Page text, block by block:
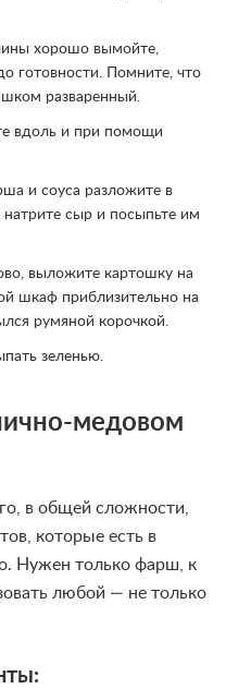
хорошо вымойте,
готовности. Помните, что
разваренный.
вдоль и при помощи
и соуса разложите в
сыр и посыпьте им
выложите картошку на
шкаф приблизительно на
румяной корочкой.
зеленью.
медовом
в общей сложности,
которые есть в
Нужен только фарш, к
любой — не только